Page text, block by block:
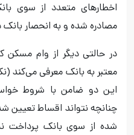
اخطارهای متعدد از سوی
مصادره شده و به انحصار بانک
در حالتی دیگر از وام
معتبر به بانک معرفی می‌کند
این دو ضامن با شروط
چنانچه نتواند اقساط
شده از سوی بانک پرداخت